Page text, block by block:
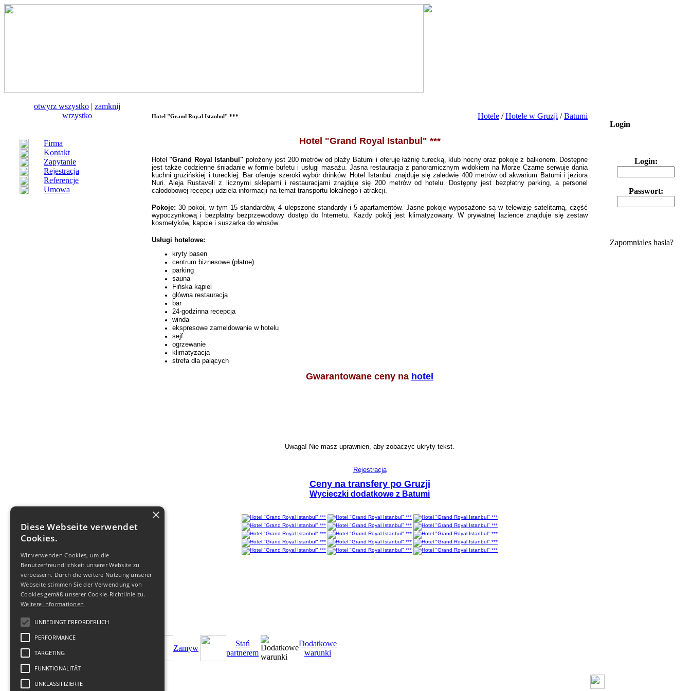
otwуrz wszystko | zamknij
wrzystko
Firma
Kontakt
Zapytanie
Rejestracja
Referencje
Umowa
Hotel "Grand Royal Istanbul" *** Hotele /Hotele w Gruzji /Batumi
Hotel "Grand Royal Istanbul" ***
Hotel"Grand Royal Istanbul" położony jest 200 metrów od plaży Batumi i oferuje łaźnię turecką, klub nocny oraz pokoje z balkonem. Dostępne
jest także codzienne śniadanie w formie bufetu i usługi masażu. Jasna restauracja z panoramicznym widokiem na Morze Czarne serwuje dania
kuchni gruzińskiej i tureckiej. Bar oferuje szeroki wybór drinków. Hotel Istanbul znajduje się zaledwie 400 metrów od akwarium Batumi i jeziora
Nuri. Aleja Rustaveli z licznymi sklepami i restauracjami znajduje się 200 metrów od hotelu. Dostępny jest bezpłatny parking, a personel
całodobowej recepcji udziela informacji na temat transportu lokalnego i atrakcji.
Pokoje: 30 pokoi, w tym 15 standardów, 4 ulepszone standardy i 5 apartamentów. Jasne pokoje wyposażone są w telewizję satelitarną, część
wypoczynkową i bezpłatny bezprzewodowy dostęp do Internetu. Każdy pokój jest klimatyzowany. W prywatnej łazience znajduje się zestaw
kosmetyków, kapcie i suszarka do włosów.
Usługi hotelowe:
kryty basen
centrum biznesowe (płatne)
parking
sauna
Fińska kąpiel
główna restauracja
bar
24-godzinna recepcja
winda
ekspresowe zameldowanie w hotelu
sejf
ogrzewanie
klimatyzacja
strefa dla palących
Gwarantowane ceny na hotel
Uwaga! Nie masz uprawnien, aby zobaczyc ukryty tekst.
Rejestracja
Ceny na transfery po Gruzji
Wycieczki dodatkowe z Batumi
Zamуw
Stań
partnerem
Dodatkowe
warunki
Login
Login:
Passwort:
Zapomniales hasla?
×
Diese Webseite verwendet
Cookies.
Wir verwenden Cookies, um die
Benutzerfreundlichkeit unserer Website zu
verbessern. Durch die weitere Nutzung unserer
Webseite stimmen Sie der Verwendung von
Cookies gemäß unserer Cookie-Richtlinie zu.
Weitere Informationen
UNBEDINGT ERFORDERLICH
PERFORMANCE
TARGETING
FUNKTIONALITÄT
UNKLASSIFIZIERTE